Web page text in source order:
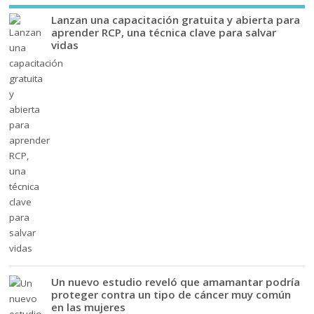
Lanzan una capacitación gratuita y abierta para
aprender RCP, una técnica clave para salvar
vidas
Un nuevo estudio reveló que amamantar podría
proteger contra un tipo de cáncer muy común
en las mujeres